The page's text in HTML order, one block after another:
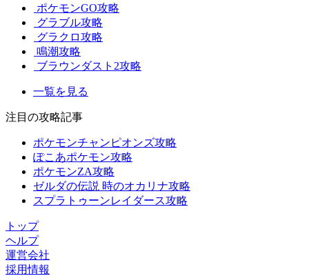
ポケモンGO攻略
グラブル攻略
グラクロ攻略
鳴潮攻略
ブラウンダスト2攻略
一覧を見る
注目の攻略記事
ポケモンチャンピオンズ攻略
ぽこあポケモン攻略
ポケモンZA攻略
ゼルダの伝説 時のオカリナ攻略
スプラトゥーンレイダース攻略
トップ
ヘルプ
運営会社
採用情報